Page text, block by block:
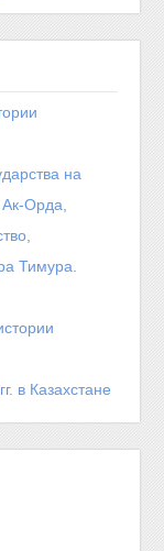
на
Орда,
Тимура.
в Казахстане